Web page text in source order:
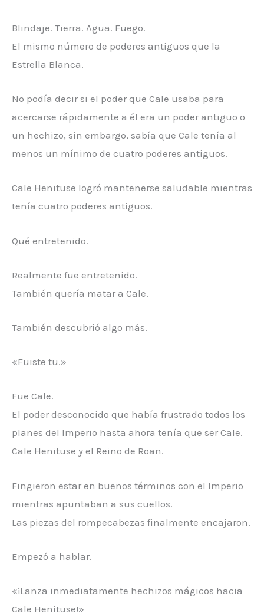
Blindaje. Tierra. Agua. Fuego.
El mismo número de poderes antiguos que la
Estrella Blanca.
No podía decir si el poder que Cale usaba para
acercarse rápidamente a él era un poder antiguo o
un hechizo, sin embargo, sabía que Cale tenía al
menos un mínimo de cuatro poderes antiguos.
Cale Henituse logró mantenerse saludable mientras
tenía cuatro poderes antiguos.
Qué entretenido.
Realmente fue entretenido.
También quería matar a Cale.
También descubrió algo más.
«Fuiste tu.»
Fue Cale.
El poder desconocido que había frustrado todos los
planes del Imperio hasta ahora tenía que ser Cale.
Cale Henituse y el Reino de Roan.
Fingieron estar en buenos términos con el Imperio
mientras apuntaban a sus cuellos.
Las piezas del rompecabezas finalmente encajaron.
Empezó a hablar.
«¡Lanza inmediatamente hechizos mágicos hacia
Cale Henituse!»